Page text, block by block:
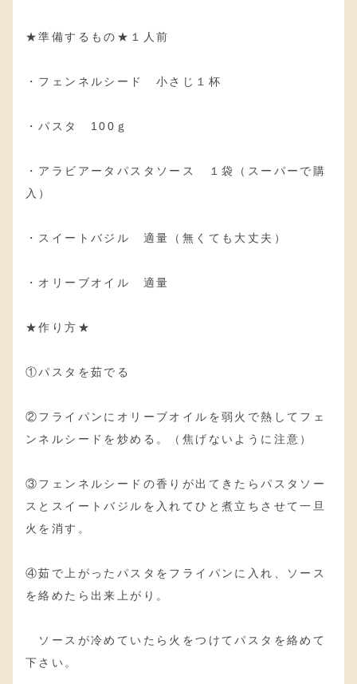
★準備するもの★１人前
・フェンネルシード 小さじ１杯
・パスタ 100ｇ
・アラビアータパスタソース １袋（スーパーで購
入）
・スイートバジル 適量（無くても大丈夫）
・オリーブオイル 適量
★作り方★
①パスタを茹でる
②フライパンにオリーブオイルを弱火で熱してフェ
ンネルシードを炒める。（焦げないように注意）
③フェンネルシードの香りが出てきたらパスタソー
スとスイートバジルを入れてひと煮立ちさせて一旦
火を消す。
④茹で上がったパスタをフライパンに入れ、ソース
を絡めたら出来上がり。
ソースが冷めていたら火をつけてパスタを絡めて
下さい。